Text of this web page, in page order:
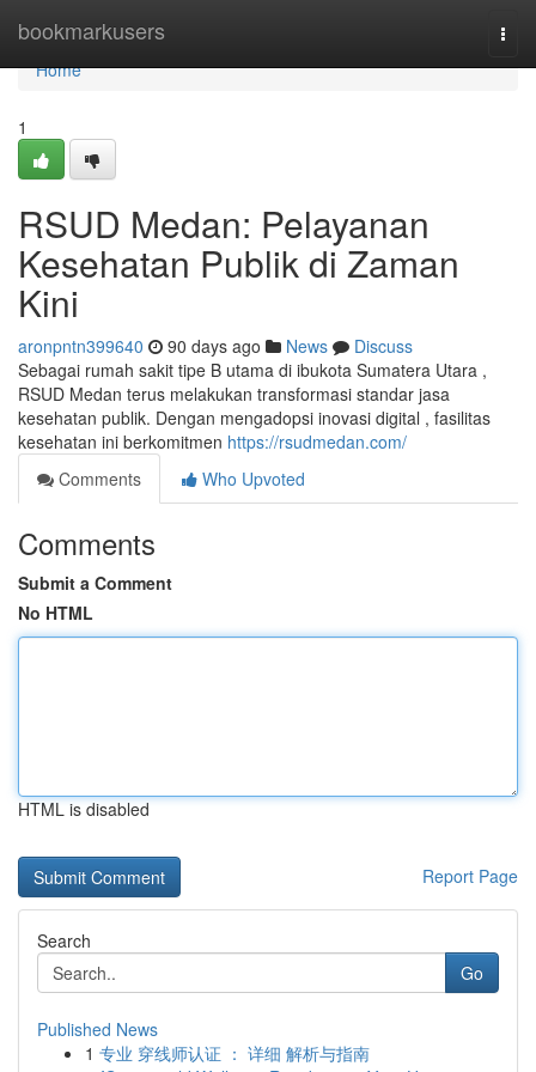
bookmarkusers
Home
Home
1
RSUD Medan: Pelayanan
Kesehatan Publik di Zaman
Kini
aronpntn399640 90 days ago News
Discuss
Sebagai rumah sakit tipe B utama di ibukota Sumatera Utara ,
RSUD Medan terus melakukan transformasi standar jasa
kesehatan publik. Dengan mengadopsi inovasi digital , fasilitas
kesehatan ini berkomitmen https://rsudmedan.com/
Comments
Who Upvoted
Comments
Submit a Comment
No HTML
HTML is disabled
Report Page
Search
Go
Published News
1 专业 穿线师认证 ： 详细 解析与指南